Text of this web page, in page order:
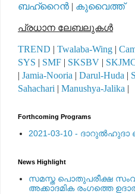
ബഹ്റൈന്‍ | കുവൈത്ത്
പ്രധാന ലേബലുകള്‍
TREND | Twalaba-Wing |
SYS | SMF | SKSBV |
| Jamia-Nooria | Darul-Huda |
Sahachari | Manushya-Jalika |
Forthcoming Programs
2021-03-10 - ദാറുല്‍ഹുദാ
News Highlight
സമസ്ത പൊതുപരീക്ഷ
അക്കാദമിക രംഗത്തെ